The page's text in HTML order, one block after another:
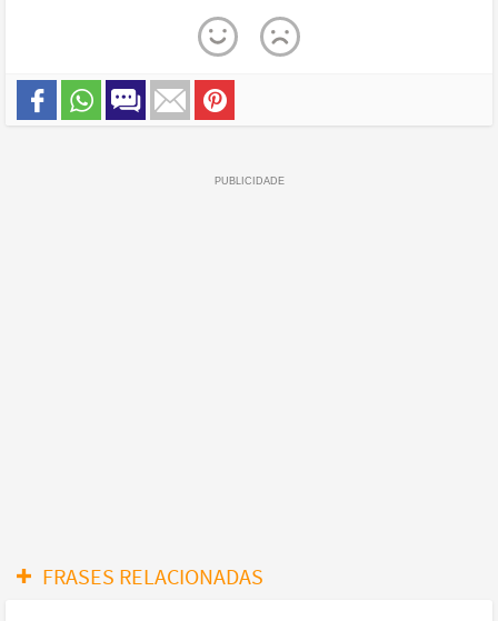
FRASES RELACIONADAS